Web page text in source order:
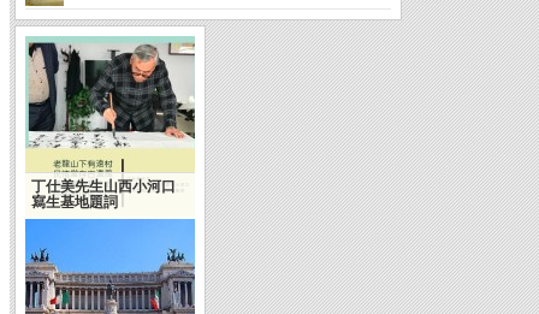
丁仕美先生山西小河口
寫生基地題詞
陈洪武：什么是当代书
法的精气神